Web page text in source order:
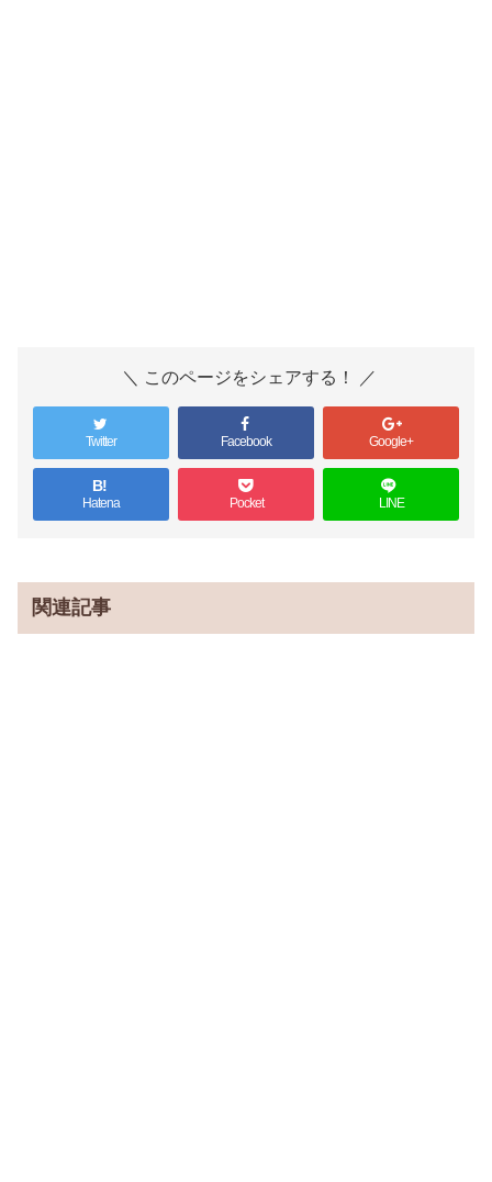
＼ このページをシェアする！ ／
Twitter Facebook Google+
B!
Hatena Pocket LINE
関連記事